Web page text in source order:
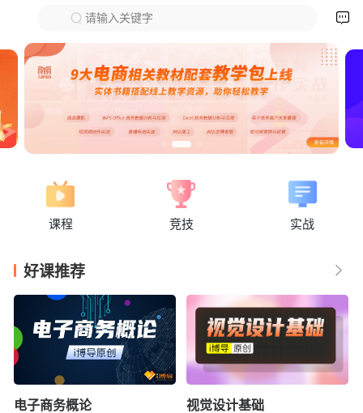
请输入关键字 
课程 竞技 实战
下拉刷新
好课推荐 
电子商务概论 视觉设计基础